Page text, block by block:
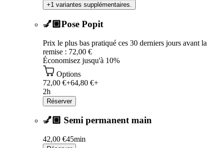
+1 variantes supplémentaires.
💅🏼Pose Popit
Prix le plus bas pratiqué ces 30 derniers jours avant la
remise : 72,00 €
Économisez jusqu'à 10%
Options
72,00 €+64,80 €+
2h
Réserver
💅🏼 Semi permanent main
42,00 €45min